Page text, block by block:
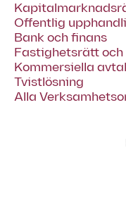
Offentlig
Bank och finans
Fastighetsrätt
Kommersiella avtal
Tvistlösning
Alla